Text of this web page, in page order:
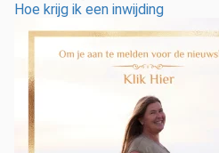
Hoe krijg ik een inwijding